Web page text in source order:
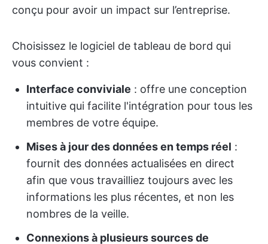
conçu pour avoir un impact sur l’entreprise.
Choisissez le logiciel de tableau de bord qui
vous convient :
Interface conviviale : offre une conception
intuitive qui facilite l'intégration pour tous les
membres de votre équipe.
Mises à jour des données en temps réel :
fournit des données actualisées en direct
afin que vous travailliez toujours avec les
informations les plus récentes, et non les
nombres de la veille.
Connexions à plusieurs sources de